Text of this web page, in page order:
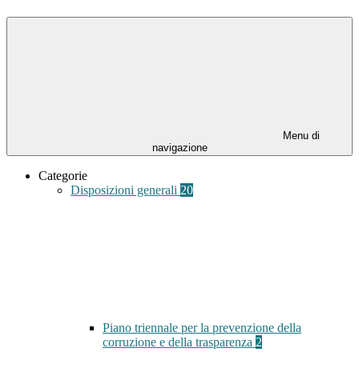
Menu di
navigazione
Categorie
Disposizioni generali 20
Piano triennale per la prevenzione della
corruzione e della trasparenza 2